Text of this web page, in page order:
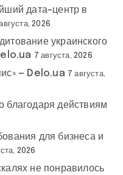
дата-центр в
2026
украинского
7 августа, 2026
— Delo.ua 7 августа,
благодаря действиям
для бизнеса и
2026
не понравилось